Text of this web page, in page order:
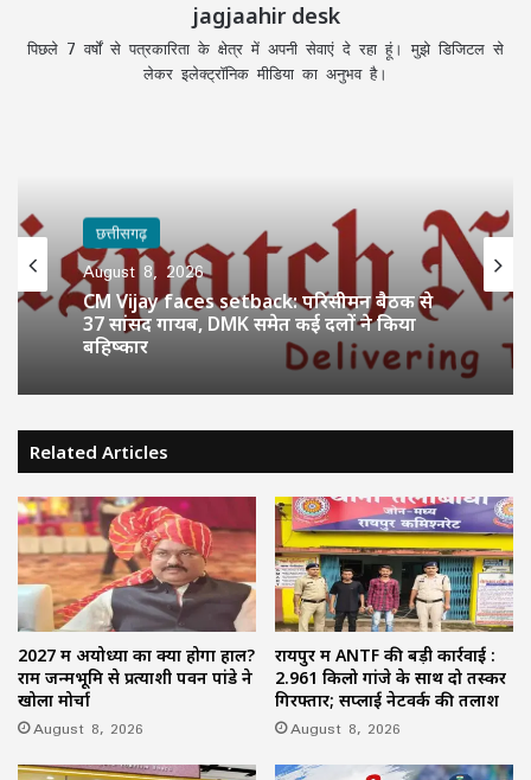
jagjaahir desk
पिछले 7 वर्षों से पत्रकारिता के क्षेत्र में अपनी सेवाएं दे रहा हूं। मुझे डिजिटल से
लेकर इलेक्ट्रॉनिक मीडिया का अनुभव है।
छत्तीसगढ़
August 8, 2026
CM Vijay faces setback: परिसीमन बैठक से
37 सांसद गायब, DMK समेत कई दलों ने किया
बहिष्कार
Related Articles
2027 में अयोध्या का क्या होगा हाल?
राम जन्मभूमि से प्रत्याशी पवन पांडे ने
खोला मोर्चा
August 8, 2026
रायपुर में ANTF की बड़ी कार्रवाई :
2.961 किलो गांजे के साथ दो तस्कर
गिरफ्तार; सप्लाई नेटवर्क की तलाश
August 8, 2026